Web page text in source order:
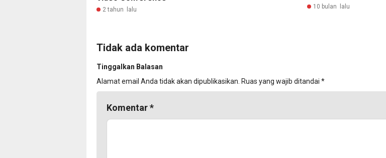
2 tahun lalu 10 bulan lalu
Tidak ada komentar
Tinggalkan Balasan
Alamat email Anda tidak akan dipublikasikan. Ruas yang wajib ditandai *
Komentar*